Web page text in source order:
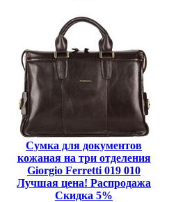
Сумка для документов
кожаная на три отделения
Giorgio Ferretti 019 010
Лучшая цена! Распродажа
Скидка 5%